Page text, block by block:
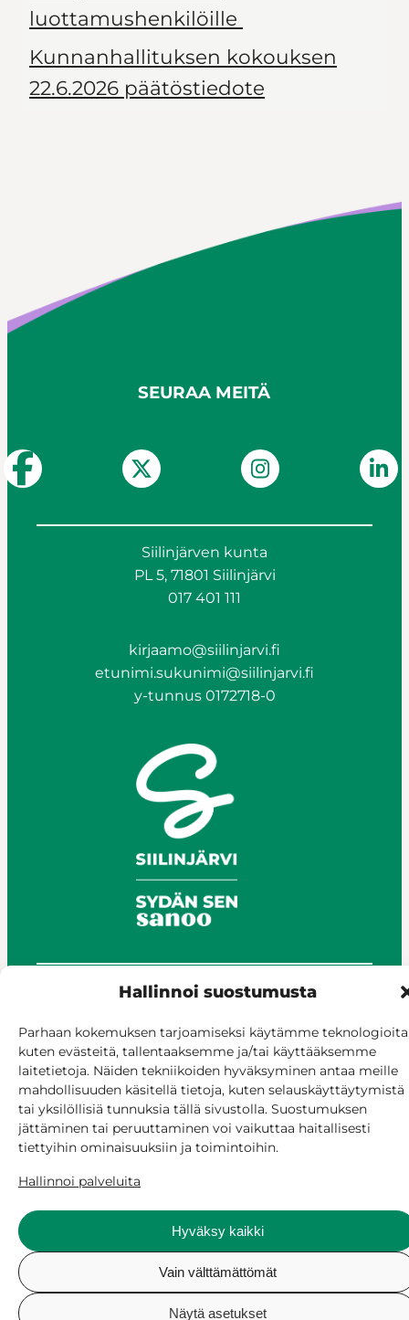
Hallinnoi suostumusta
Parhaan kokemuksen tarjoamiseksi käytämme
kuten evästeitä, tallentaaksemme ja/tai käyttääksemme
laitetietoja. Näiden tekniikoiden hyväksyminen antaa meille
mahdollisuuden käsitellä tietoja, kuten selauskäyttäytymistä
tai yksilöllisiä tunnuksia tällä sivustolla. Suostumuksen
jättäminen tai peruuttaminen voi vaikuttaa haitallisesti
tiettyihin ominaisuuksiin ja toimintoihin.
Hallinnoi palveluita
Hyväksy kaikki
Vain välttämättömät
Näytä asetukset
luottamushenkilöille
Kunnanhallituksen kokouksen
22.6.2026 päätöstiedote
SEURAA MEITÄ
Siilinjärven kunta
PL 5, 71801 Siilinjärvi
017 401 111
kirjaamo@siilinjarvi.fi
etunimi.sukunimi@siilinjarvi.fi
y-tunnus 0172718-0
Anna palautetta
Asioi verkossa
Laskutus ja maksaminen
Saavutettavuus
Evästekäytäntö
Hallitse suostumusta